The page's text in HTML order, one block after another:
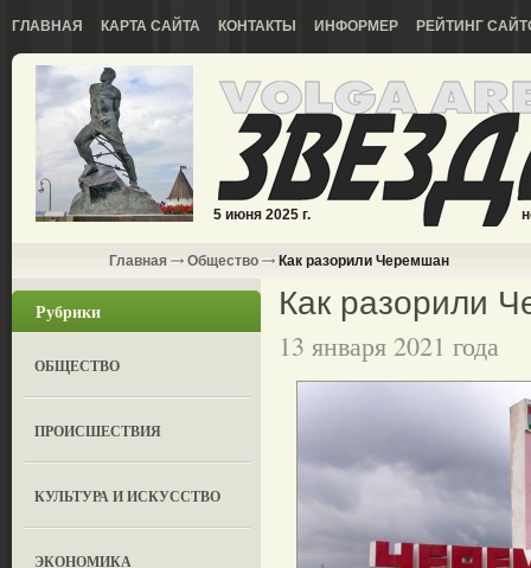
ГЛАВНАЯ КАРТА САЙТА КОНТАКТЫ ИНФОРМЕР РЕЙТИНГ
5 июня 2025 г.
Главная Общество Как разорили Черемшан
Рубрики
ОБЩЕСТВО
ПРОИСШЕСТВИЯ
КУЛЬТУРА И ИСКУССТВО
ЭКОНОМИКА
Как разорили
13 января 2021 года